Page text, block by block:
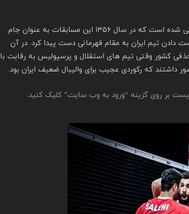
مسابقات والیبال حذفی باشگاه‌ های ایران در کنار لیگ برگزار می‌ شده است که در سال ۱۳۵۶ این مسابقات به عنوان جام
دادن تیم ایران به مقام قهرمانی دست پیدا کرد. در آن
کشور وقتی تیم های استقلال و پرسپولیس به رقابت با
داشتند که رکوردی عجیب برای والیبال ضعیف ایران بود.
بر روی گزینه “ورود به وب سایت” کلیک کنید.